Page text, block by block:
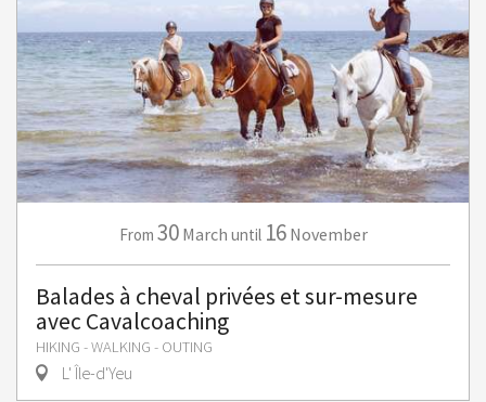
From 30 March until 16 November
Balades à cheval privées et sur-mesure
avec Cavalcoaching
HIKING - WALKING - OUTING
L' Île-d'Yeu